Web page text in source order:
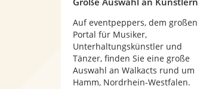
Auf eventpeppers, dem großen
Portal für Musiker,
Unterhaltungskünstler und
Tänzer, finden Sie eine große
Auswahl an Walkacts rund um
Hamm, Nordrhein-Westfalen.